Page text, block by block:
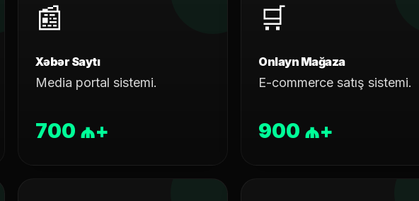
📰
Xəbər Saytı
Media portal sistemi.
700 ₼+
🛒
Onlayn Mağaza
E-commerce satış sistemi.
900 ₼+